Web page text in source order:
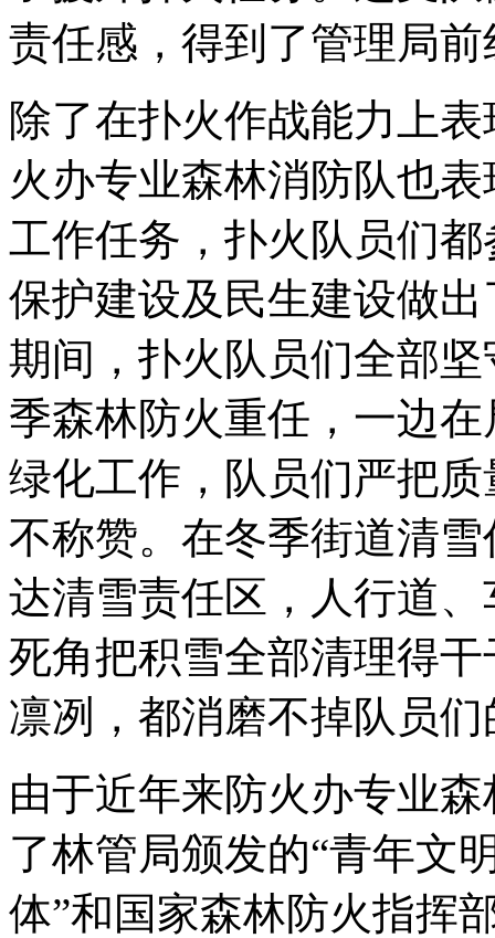
责任感，得到了管理局
除了在扑火作战能力上
火办专业森林消防队也
工作任务，扑火队员们
保护建设及民生建设做
期间，扑火队员们全部
季森林防火重任，一边
绿化工作，队员们严把
不称赞。在冬季街道清
达清雪责任区，人行道
死角把积雪全部清理得
凛冽，都消磨不掉队员
由于近年来防火办专业
了林管局颁发的“青年文
体”和国家森林防火指挥